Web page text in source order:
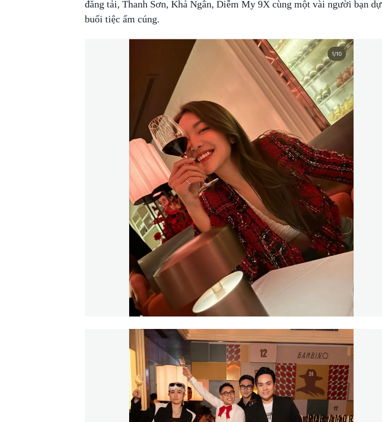
đăng tải, Thanh Sơn, Khả Ngân, Diễm My 9X cùng một vài người bạn dự
buổi tiệc ấm cúng.